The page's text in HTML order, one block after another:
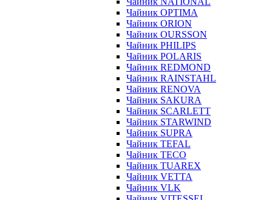
Чайник OPTIMA
Чайник ORION
Чайник OURSSON
Чайник PHILIPS
Чайник POLARIS
Чайник REDMOND
Чайник RAINSTAHL
Чайник RENOVA
Чайник SAKURA
Чайник SCARLETT
Чайник STARWIND
Чайник SUPRA
Чайник TEFAL
Чайник TECO
Чайник TUAREX
Чайник VETTA
Чайник VLK